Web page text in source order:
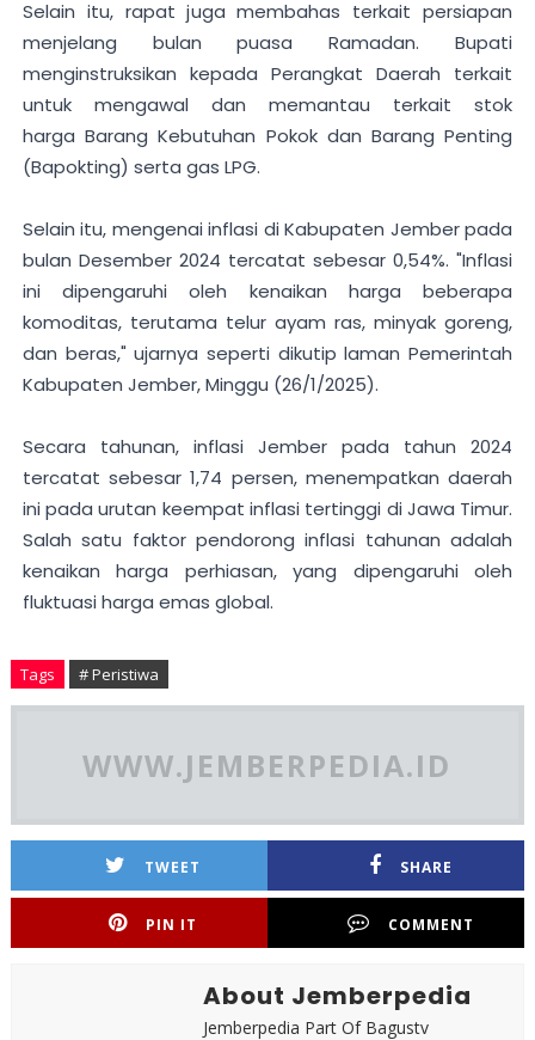
Selain itu, rapat juga membahas terkait persiapan
menjelang bulan puasa Ramadan. Bupati
menginstruksikan kepada Perangkat Daerah terkait
untuk mengawal dan memantau terkait stok
hargaBarang Kebutuhan Pokok dan Barang Penting
(Bapokting) serta gas LPG.
Selain itu, mengenai inflasi di Kabupaten Jember pada
bulan Desember 2024 tercatat sebesar 0,54%. "Inflasi
ini dipengaruhi oleh kenaikan harga beberapa
komoditas, terutama telur ayam ras, minyak goreng,
dan beras," ujarnya seperti dikutip laman Pemerintah
Kabupaten Jember, Minggu (26/1/2025).
Secara tahunan, inflasi Jember pada tahun 2024
tercatat sebesar 1,74 persen, menempatkan daerah
ini pada urutan keempat inflasi tertinggi di Jawa Timur.
Salah satu faktor pendorong inflasi tahunan adalah
kenaikan harga perhiasan, yang dipengaruhi oleh
fluktuasi harga emas global.
Tags # Peristiwa
WWW.JEMBERPEDIA.ID
TWEET SHARE
PIN IT COMMENT
About Jemberpedia
Jemberpedia Part Of Bagustv